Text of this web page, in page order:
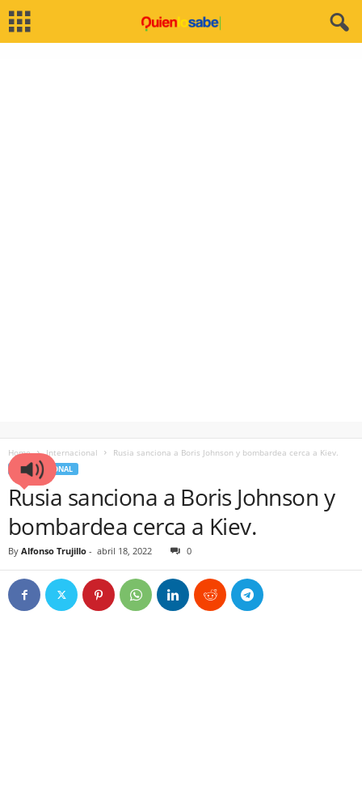
Home Internacional Rusia sanciona a Boris Johnson y bombardea cerca a Kiev.
INTERNACIONAL
Rusia sanciona a Boris Johnson y
bombardea cerca a Kiev.
By Alfonso Trujillo - abril 18, 2022 0